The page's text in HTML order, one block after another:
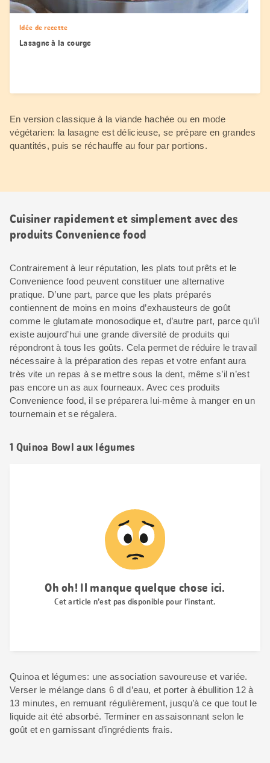
Idée de recette
Lasagne à la courge
En version classique à la viande hachée ou en mode
végétarien: la lasagne est délicieuse, se prépare en grandes
quantités, puis se réchauffe au four par portions.
Cuisiner rapidement et simplement avec des
produits Convenience food
Contrairement à leur réputation, les plats tout prêts et le
Convenience food peuvent constituer une alternative
pratique. D’une part, parce que les plats préparés
contiennent de moins en moins d’exhausteurs de goût
comme le glutamate monosodique et, d’autre part, parce qu’il
existe aujourd’hui une grande diversité de produits qui
répondront à tous les goûts. Cela permet de réduire le travail
nécessaire à la préparation des repas et votre enfant aura
très vite un repas à se mettre sous la dent, même s’il n’est
pas encore un as aux fourneaux. Avec ces produits
Convenience food, il se préparera lui-même à manger en un
tournemain et se régalera.
1 Quinoa Bowl aux légumes
Quinoa et légumes: une association savoureuse et variée.
Verser le mélange dans 6 dl d’eau, et porter à ébullition 12 à
13 minutes, en remuant régulièrement, jusqu’à ce que tout le
liquide ait été absorbé. Terminer en assaisonnant selon le
goût et en garnissant d’ingrédients frais.